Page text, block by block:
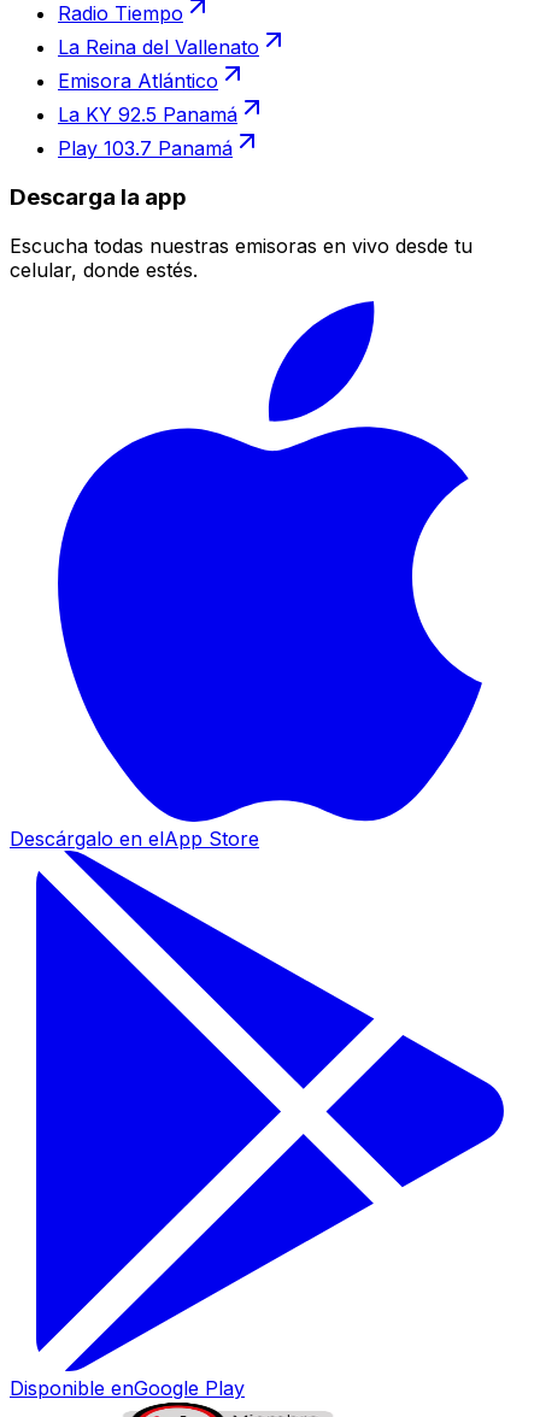
Radio Tiempo
La Reina del Vallenato
Emisora Atlántico
La KY 92.5 Panamá
Play 103.7 Panamá
Descarga la app
Escucha todas nuestras emisoras en vivo desde tu
celular, donde estés.
Descárgalo en elApp Store
Disponible enGoogle Play